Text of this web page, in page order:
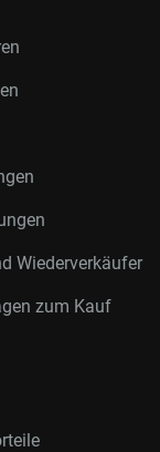
Wiederverkäufer
zum Kauf